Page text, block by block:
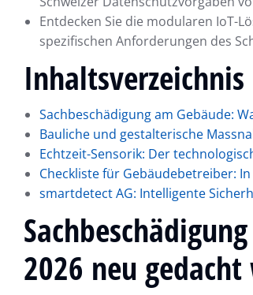
Entdecken Sie die modularen IoT-
spezifischen Anforderungen des
Inhaltsverzeichnis
Sachbeschädigung am Gebäude:
Bauliche und gestalterische
Echtzeit-Sensorik: Der
Checkliste für Gebäudebetreiber:
smartdetect AG: Intelligente
2026 neu